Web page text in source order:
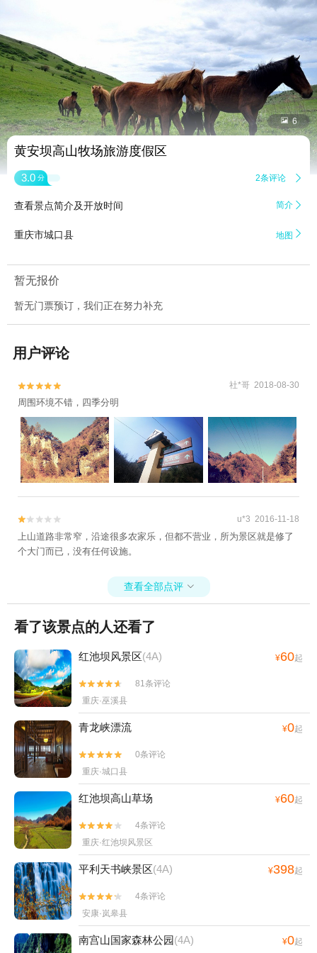
 6
黄安坝高山牧场旅游度假区
3.0 分 2条评论 
查看景点简介及开放时间 简介 
重庆市城口县 地图 
暂无报价
暂无门票预订，我们正在努力补充
用户评论

 社*哥 2018-08-30
周围环境不错，四季分明

 u*3 2016-11-18
上山道路非常窄，沿途很多农家乐，但都不营业，所为景区就是修了
个大门而已，没有任何设施。
查看全部点评 
看了该景点的人还看了
红池坝风景区(4A) ¥60起


81条评论
重庆·巫溪县
青龙峡漂流 ¥0起


0条评论
重庆·城口县
红池坝高山草场 ¥60起


4条评论
重庆·红池坝风景区
平利天书峡景区(4A) ¥398起


4条评论
安康·岚皋县
南宫山国家森林公园(4A) ¥0起